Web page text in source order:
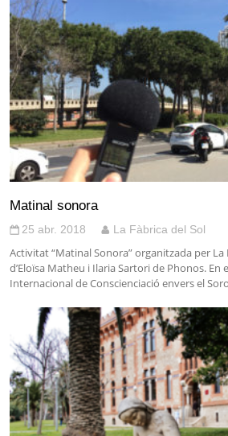
Matinal sonora
25 abr. 2018 La Fàbrica del Sol
Activitat “Matinal Sonora” organitzada per La
d’Eloïsa Matheu i Ilaria Sartori de Phonos. En
Internacional de Conscienciació envers el